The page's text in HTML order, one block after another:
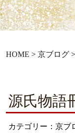
HOME > 京ブログ>
源氏物語
カテゴリー：京ブ